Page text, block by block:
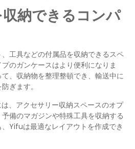
納できるコンパ
工具などの付属品を収納できるスペ
のガンケースはより便利になりま
、収納物を整理整頓でき、輸送中に
ぎます。
、アクセサリー収納スペースのオプ
備のマガジンや特殊工具を収納する
Yifuは最適なレイアウトを作成でき